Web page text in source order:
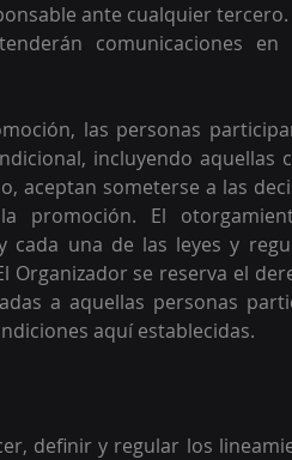
ante cualquier
comunicaciones
las personas
incluyendo aquellas
aceptan someterse a las
promoción. El
una de las leyes y
Organizador se reserva el
a aquellas personas
aquí establecidas.
definir y regular los